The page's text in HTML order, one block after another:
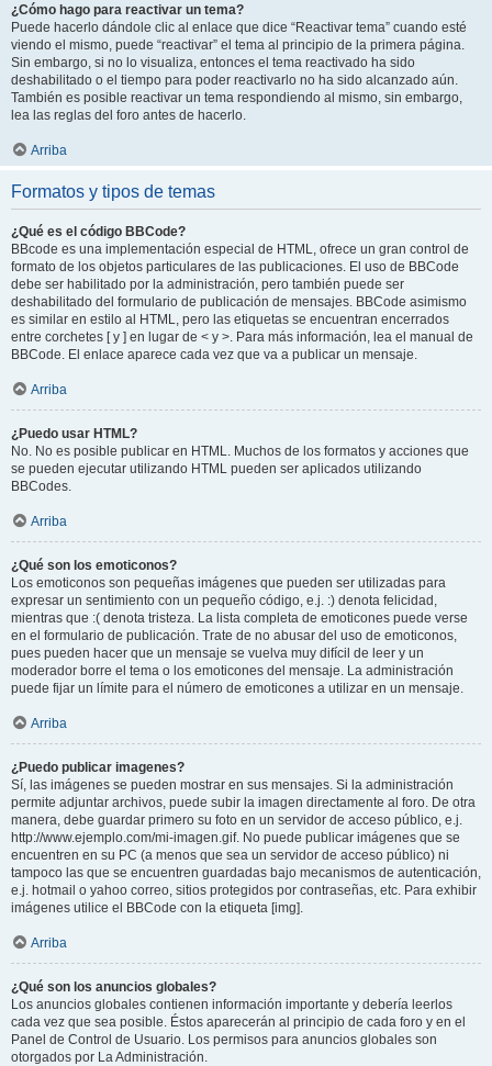
¿Cómo hago para reactivar un tema?
Puede hacerlo dándole clic al enlace que dice “Reactivar tema” cuando esté
viendo el mismo, puede “reactivar” el tema al principio de la primera página.
Sin embargo, si no lo visualiza, entonces el tema reactivado ha sido
deshabilitado o el tiempo para poder reactivarlo no ha sido alcanzado aún.
También es posible reactivar un tema respondiendo al mismo, sin embargo,
lea las reglas del foro antes de hacerlo.
Arriba
Formatos y tipos de temas
¿Qué es el código BBCode?
BBcode es una implementación especial de HTML, ofrece un gran control de
formato de los objetos particulares de las publicaciones. El uso de BBCode
debe ser habilitado por la administración, pero también puede ser
deshabilitado del formulario de publicación de mensajes. BBCode asimismo
es similar en estilo al HTML, pero las etiquetas se encuentran encerrados
entre corchetes [ y ] en lugar de < y >. Para más información, lea el manual de
BBCode. El enlace aparece cada vez que va a publicar un mensaje.
Arriba
¿Puedo usar HTML?
No. No es posible publicar en HTML. Muchos de los formatos y acciones que
se pueden ejecutar utilizando HTML pueden ser aplicados utilizando
BBCodes.
Arriba
¿Qué son los emoticonos?
Los emoticonos son pequeñas imágenes que pueden ser utilizadas para
expresar un sentimiento con un pequeño código, e.j. :) denota felicidad,
mientras que :( denota tristeza. La lista completa de emoticones puede verse
en el formulario de publicación. Trate de no abusar del uso de emoticonos,
pues pueden hacer que un mensaje se vuelva muy difícil de leer y un
moderador borre el tema o los emoticones del mensaje. La administración
puede fijar un límite para el número de emoticones a utilizar en un mensaje.
Arriba
¿Puedo publicar imagenes?
Sí, las imágenes se pueden mostrar en sus mensajes. Si la administración
permite adjuntar archivos, puede subir la imagen directamente al foro. De otra
manera, debe guardar primero su foto en un servidor de acceso público, e.j.
http://www.ejemplo.com/mi-imagen.gif. No puede publicar imágenes que se
encuentren en su PC (a menos que sea un servidor de acceso público) ni
tampoco las que se encuentren guardadas bajo mecanismos de autenticación,
e.j. hotmail o yahoo correo, sitios protegidos por contraseñas, etc. Para exhibir
imágenes utilice el BBCode con la etiqueta [img].
Arriba
¿Qué son los anuncios globales?
Los anuncios globales contienen información importante y debería leerlos
cada vez que sea posible. Éstos aparecerán al principio de cada foro y en el
Panel de Control de Usuario. Los permisos para anuncios globales son
otorgados por La Administración.